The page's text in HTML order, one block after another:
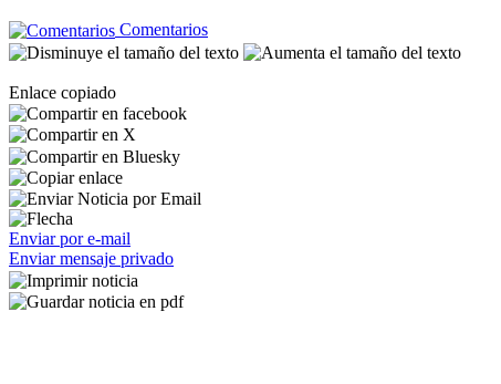
Comentarios
Enlace copiado
Enviar por e-mail
Enviar mensaje privado